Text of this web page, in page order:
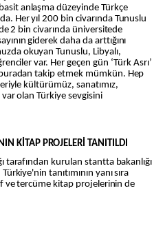
anlaşma düzeyinde Türkçe
Her yıl 200 bin civarında Tunuslu
2 bin civarında üniversitede
giderek daha da arttığını
okuyan Tunuslu, Libyalı,
var. Her geçen gün ‘Türk Asrı’
takip etmek mümkün. Hep
kültürümüz, sanatımız,
olan Türkiye sevgisini
KİTAP PROJELERİ TANITILDI
tarafından kurulan stantta bakanlığı
tanıtımının yanı sıra
ve tercüme kitap projelerinin de